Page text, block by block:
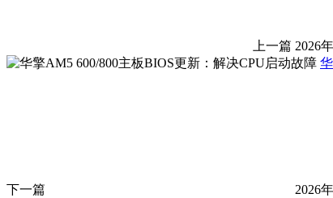
上一篇 2026
下一篇 2026